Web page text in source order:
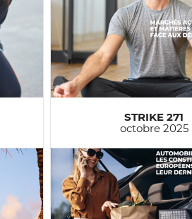
STRIKE 271
octobre 2025